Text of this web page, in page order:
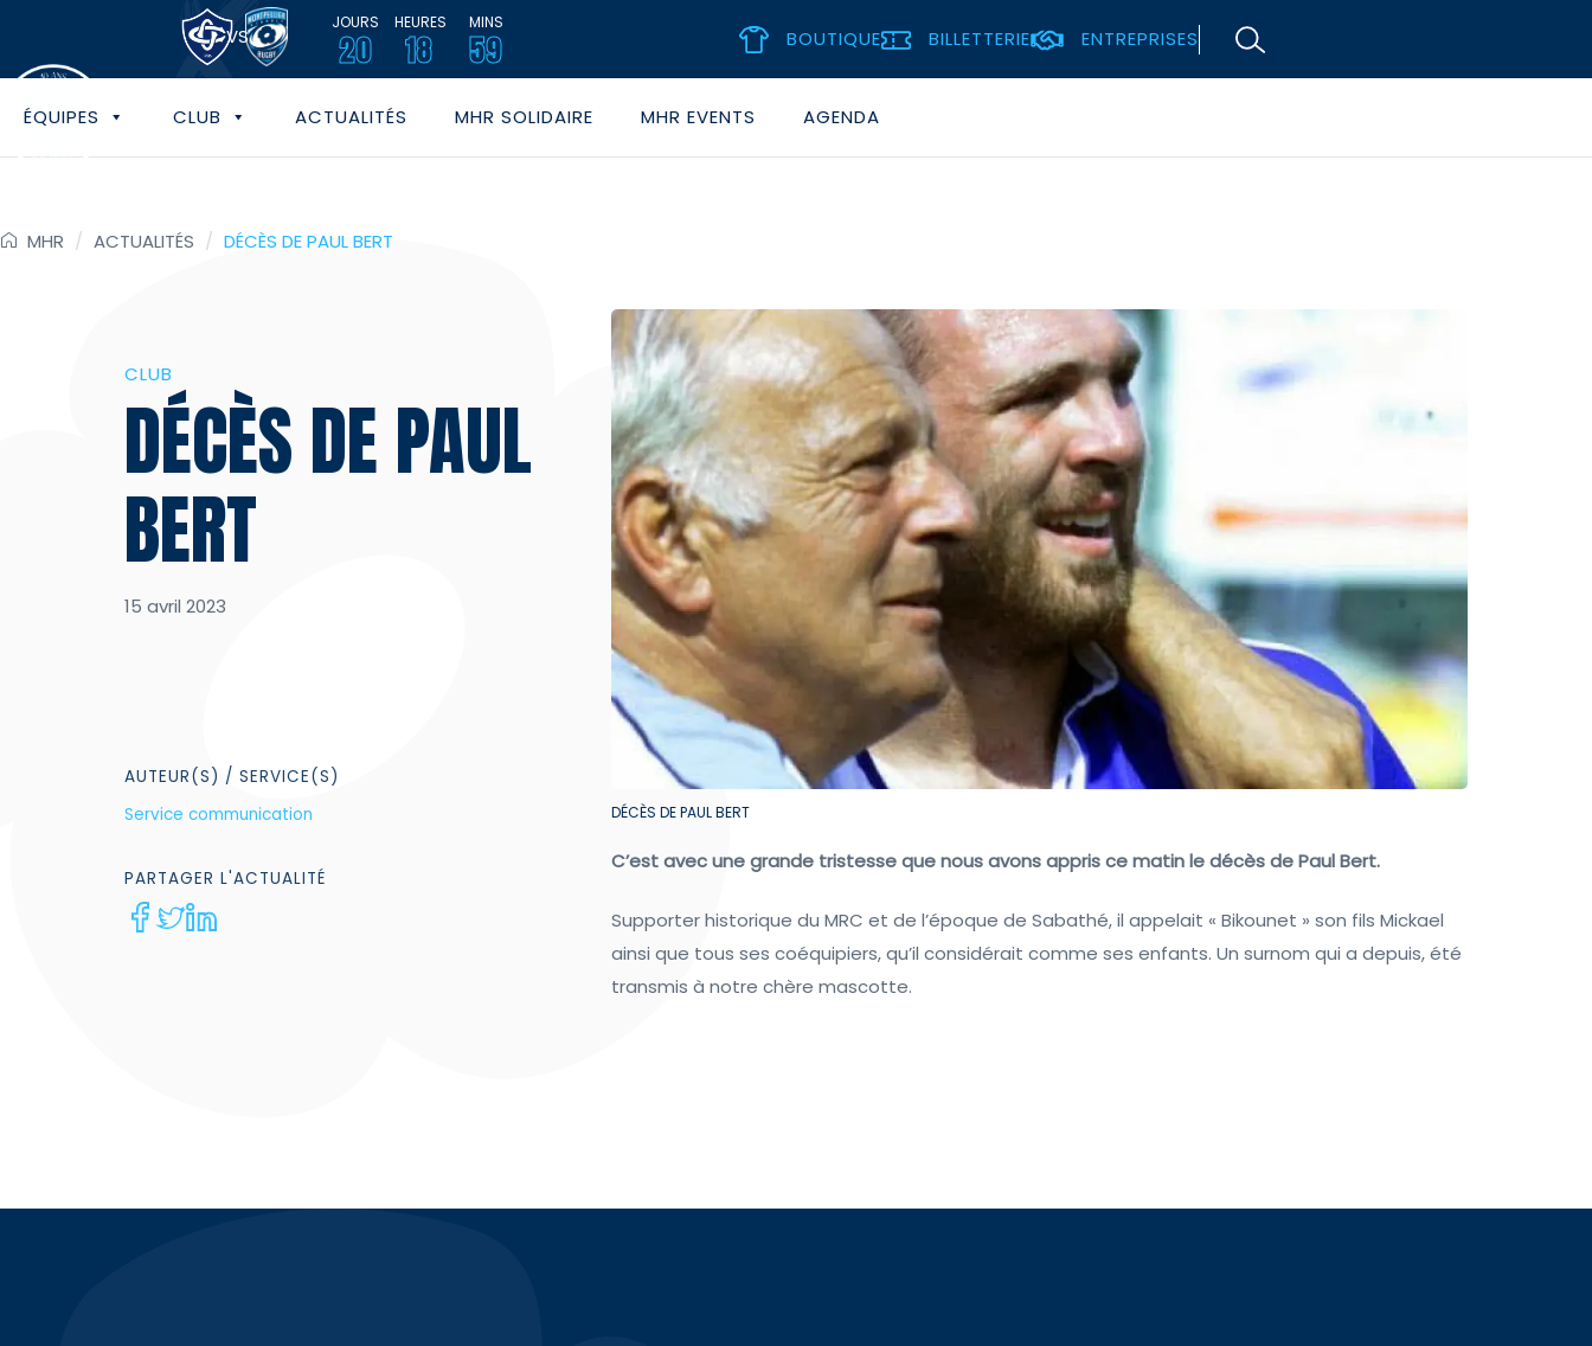
VS
JOURS
20
HEURES
18
MINS
59 BOUTIQUE BILLETTERIE ENTREPRISES
ÉQUIPES CLUB ACTUALITÉS MHR SOLIDAIRE MHR EVENTS AGENDA
MHR / ACTUALITÉS / DÉCÈS DE PAUL BERT
CLUB
DÉCÈS DE PAUL
BERT
15 avril 2023
AUTEUR(S) / SERVICE(S)
Service communication
PARTAGER L'ACTUALITÉ
DÉCÈS DE PAUL BERT
C’est avec une grande tristesse que nous avons appris ce matin le décès de Paul Bert.
Supporter historique du MRC et de l’époque de Sabathé, il appelait « Bikounet » son fils Mickael
ainsi que tous ses coéquipiers, qu’il considérait comme ses enfants. Un surnom qui a depuis, été
transmis à notre chère mascotte.